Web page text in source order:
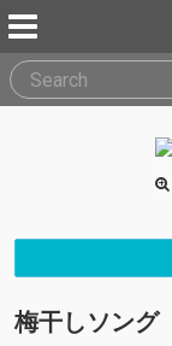
梅干しソング